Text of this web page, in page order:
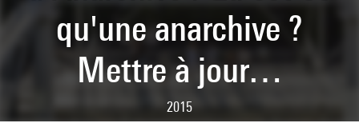
qu'une anarchive ?
Mettre à jour…
2015